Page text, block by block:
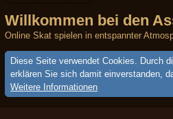
Willkommen bei den
Online Skat spielen in entspannter
Diese Seite verwendet Cookies. Durch
erklären Sie sich damit einverstanden,
Weitere Informationen